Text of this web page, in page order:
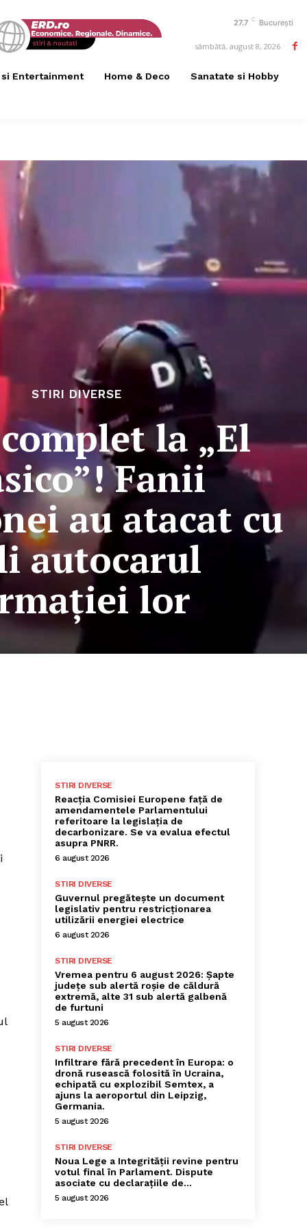
27.7 C București
sâmbătă, august 8, 2026
Entertainment Home & Deco Sanatate si Hobby
STIRI DIVERSE
la „El
Fanii
au atacat cu
autocarul
lor
STIRI DIVERSE
Reacția Comisiei Europene față de
amendamentele Parlamentului
referitoare la legislația de
decarbonizare. Se va evalua efectul
asupra PNRR.
6 august 2026
STIRI DIVERSE
Guvernul pregătește un document
legislativ pentru restricționarea
utilizării energiei electrice
6 august 2026
STIRI DIVERSE
Vremea pentru 6 august 2026: Șapte
județe sub alertă roșie de căldură
extremă, alte 31 sub alertă galbenă
de furtuni
5 august 2026
STIRI DIVERSE
Infiltrare fără precedent în Europa: o
dronă rusească folosită în Ucraina,
echipată cu explozibil Semtex, a
ajuns la aeroportul din Leipzig,
Germania.
5 august 2026
STIRI DIVERSE
Noua Lege a Integrității revine pentru
votul final în Parlament. Dispute
asociate cu declarațiile de…
5 august 2026